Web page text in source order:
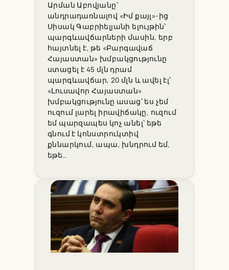
Արման Աբովյանը՝
անդրադառնալով «Իմ քայլ»-ից
Սիսակ Գաբրիելյանի ելույթին՝
պարգևավճարների մասին, երբ
հայտնել է, թե «Բարգավաճ
Հայաստան» խմբակցությունը
ստացել է 45 մլն դրամ
պարգևավճար, 20 մլն և ավել էլ՝
«Լուսավոր Հայաստան»
խմբակցությունը ասաց՝ ես չեմ
ուզում լարել իրավիճակը, ուզում
եմ պարզապես կոչ անել՝ եթե
գնում է կոնստրուկտիվ
քննարկում, ապա, խնդրում եմ,
եթե…